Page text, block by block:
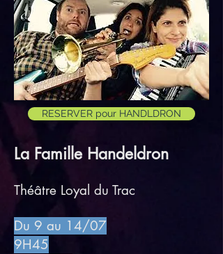
RESERVER pour HANDLDRON
La Famille Handeldron
Théâtre Loyal du Trac
Du 9 au 14/07
9H45